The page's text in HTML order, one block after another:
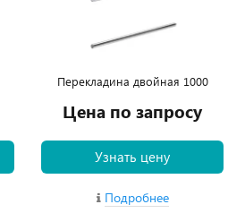
Перекладина двойная 1000
Цена по запросу
Узнать цену
Подробнее